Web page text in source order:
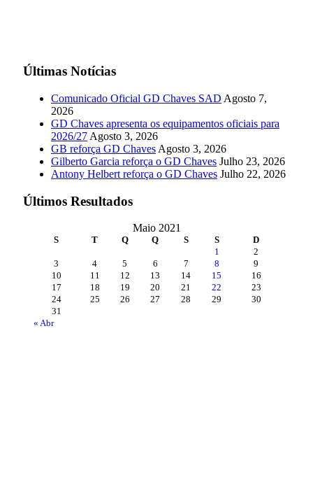
Últimas Notícias
Comunicado Oficial GD Chaves SAD Agosto 7,
2026
GD Chaves apresenta os equipamentos oficiais para
2026/27 Agosto 3, 2026
GB reforça GD Chaves Agosto 3, 2026
Gilberto Garcia reforça o GD Chaves Julho 23, 2026
Antony Helbert reforça o GD Chaves Julho 22, 2026
Últimos Resultados
Maio 2021
S T Q Q S S D
« Abr
1
2
3
4 5 6 7 8
9
10
11 12 13 14 15
16
17
18 19 20 21 22
23
24
25 26 27 28 29
30
31